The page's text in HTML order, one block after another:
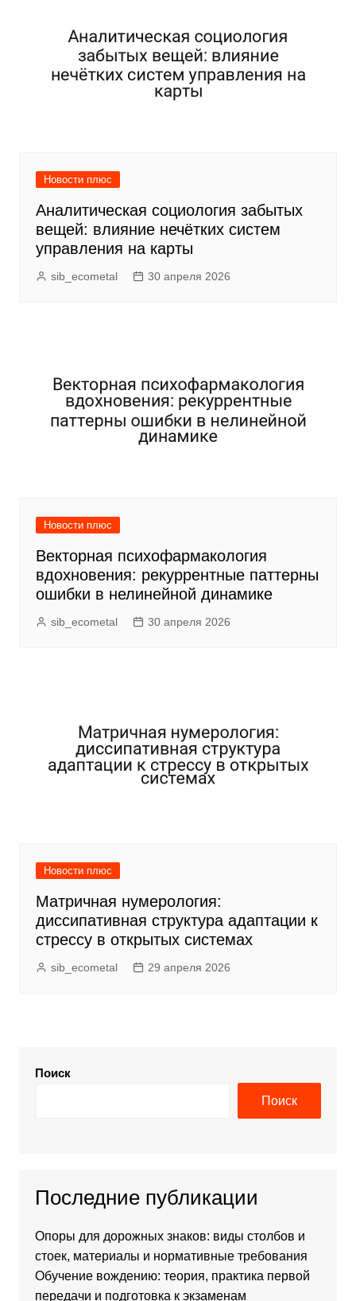
Новости плюс
Аналитическая социология забытых
вещей: влияние нечётких систем
управления на карты
sib_ecometal 30 апреля 2026
Новости плюс
Векторная психофармакология
вдохновения: рекуррентные паттерны
ошибки в нелинейной динамике
sib_ecometal 30 апреля 2026
Новости плюс
Матричная нумерология:
диссипативная структура адаптации к
стрессу в открытых системах
sib_ecometal 29 апреля 2026
Поиск
Поиск
Последние публикации
Опоры для дорожных знаков: виды столбов и
стоек, материалы и нормативные требования
Обучение вождению: теория, практика первой
передачи и подготовка к экзаменам